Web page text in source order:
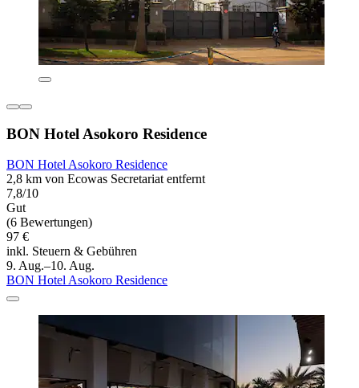
BON Hotel Asokoro Residence
BON Hotel Asokoro Residence
2,8 km von Ecowas Secretariat entfernt
7,8/10
Gut
(6 Bewertungen)
97 €
inkl. Steuern & Gebühren
9. Aug.–10. Aug.
BON Hotel Asokoro Residence